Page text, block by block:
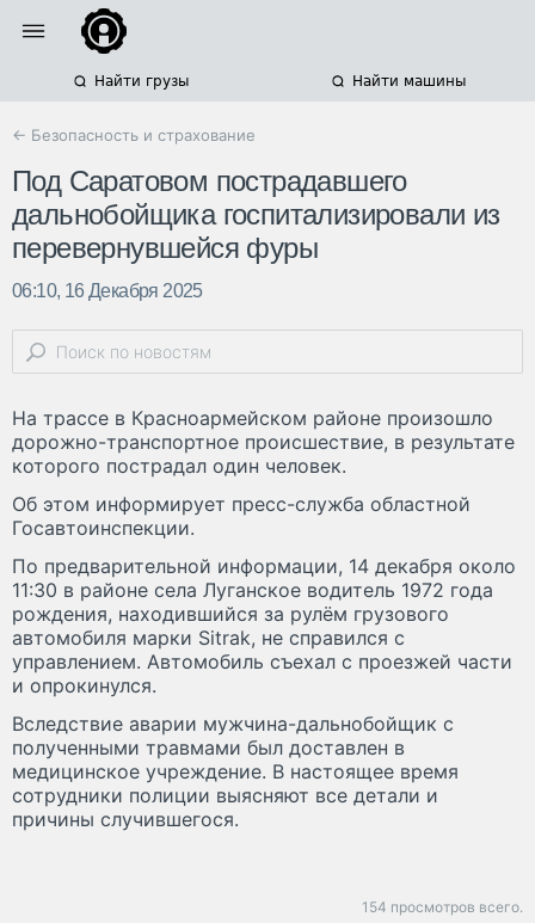
Найти грузы Найти машины
← Безопасность и страхование
Под Саратовом пострадавшего
дальнобойщика госпитализировали из
перевернувшейся фуры
06:10, 16 Декабря 2025
На трассе в Красноармейском районе произошло
дорожно-транспортное происшествие, в результате
которого пострадал один человек.
Об этом информирует пресс-служба областной
Госавтоинспекции.
По предварительной информации, 14 декабря около
11:30 в районе села Луганское водитель 1972 года
рождения, находившийся за рулём грузового
автомобиля марки Sitrak, не справился с
управлением. Автомобиль съехал с проезжей части
и опрокинулся.
Вследствие аварии мужчина-дальнобойщик с
полученными травмами был доставлен в
медицинское учреждение. В настоящее время
сотрудники полиции выясняют все детали и
причины случившегося.
154 просмотров всего.